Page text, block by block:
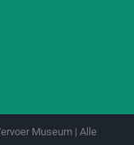
Museum | Alle